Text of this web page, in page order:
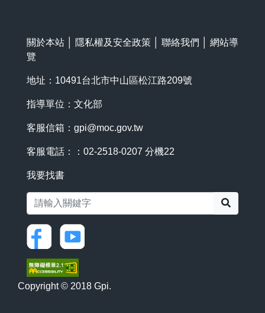
關於本站 隱私權及安全政策 聯絡我們
網站導
覽
地址：10491台北市中山區松江路209號
指導單位：文化部
客服信箱： gpi@moc.gov.tw
客服電話：：02-2518-0207 分機22
我要找書
Copyright © 2018 Gpi.